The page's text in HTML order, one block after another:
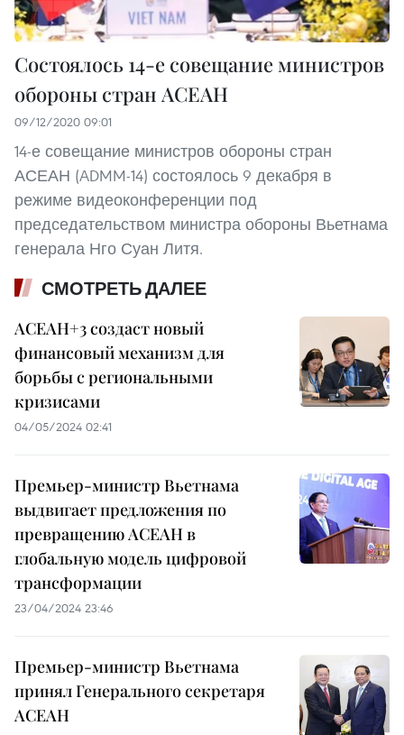
Состоялось 14-е совещание министров
обороны стран АСЕАН
09/12/2020 09:01
14-е совещание министров обороны стран
АСЕАН (ADMM-14) состоялось 9 декабря в
режиме видеоконференции под
председательством министра обороны Вьетнама
генерала Нго Суан Литя.
СМОТРЕТЬ ДАЛЕЕ
АСЕАН+3 создаст новый
финансовый механизм для
борьбы с региональными
кризисами
04/05/2024 02:41
Премьер-министр Вьетнама
выдвигает предложения по
превращению АСЕАН в
глобальную модель цифровой
трансформации
23/04/2024 23:46
Премьер-министр Вьетнама
принял Генерального секретаря
АСЕАН